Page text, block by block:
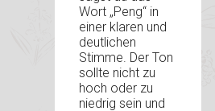
Wort „Peng“ in
einer klaren und
deutlichen
Stimme. Der Ton
sollte nicht zu
hoch oder zu
niedrig sein und